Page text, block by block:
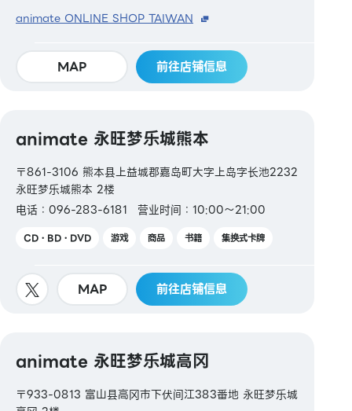
animate ONLINE SHOP TAIWAN
MAP 前往店铺信息
animate 永旺梦乐城熊本
〒861-3106 熊本县上益城郡嘉岛町大字上岛字长池2232
永旺梦乐城熊本 2楼
电话：096-283-6181
营业时间：10:00～21:00
CD・BD・DVD 游戏 商品 书籍 集换式卡牌
MAP 前往店铺信息
animate 永旺梦乐城高冈
〒933-0813 富山县高冈市下伏间江383番地 永旺梦乐城